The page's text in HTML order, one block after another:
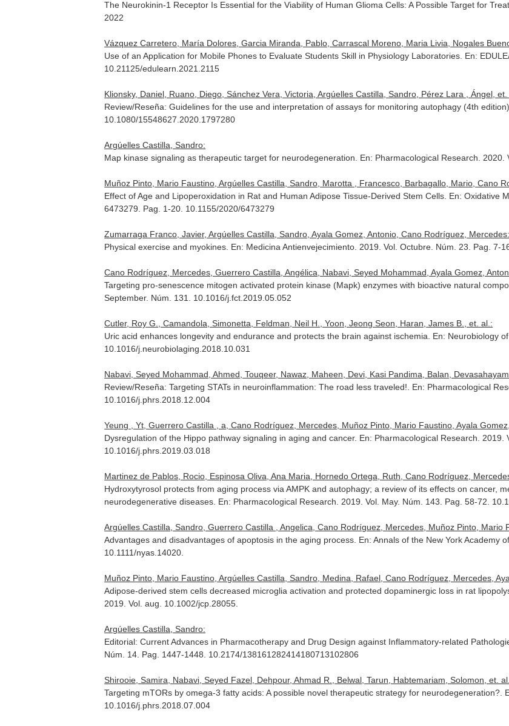
The Neurokinin-1 Receptor Is Essential for the Viability of Human Glioma Cells: A Possible Target for
2022
Vázquez Carretero, María Dolores, Garcia Miranda, Pablo, Carrascal Moreno, Maria Livia, Nogales
Use of an Application for Mobile Phones to Evaluate Students Skill in Physiology Laboratories. En:
10.21125/edulearn.2021.2115
Klionsky, Daniel, Ruano, Diego, Sánchez Vera, Victoria, Argúelles Castilla, Sandro, Pérez Lara , Ángel, et.
Review/Reseña: Guidelines for the use and interpretation of assays for monitoring autophagy (4th
10.1080/15548627.2020.1797280
Argúelles Castilla, Sandro:
Map kinase signaling as therapeutic target for neurodegeneration. En: Pharmacological Research .
Muñoz Pinto, Mario Faustino, Argúelles Castilla, Sandro, Marotta , Francesco, Barbagallo, Mario, Cano
Effect of Age and Lipoperoxidation in Rat and Human Adipose Tissue-Derived Stem Cells. En: Oxidative
6473279. Pag. 1-20. 10.1155/2020/6473279
Zumarraga Franco, Javier, Argúelles Castilla, Sandro, Ayala Gomez, Antonio, Cano Rodríguez, Mercedes:
Physical exercise and myokines. En: Medicina Antienvejecimiento . 2019. Vol. Octubre. Núm. 23. Pag. 7-
Cano Rodríguez, Mercedes, Guerrero Castilla, Angélica, Nabavi, Seyed Mohammad, Ayala Gomez,
Targeting pro-senescence mitogen activated protein kinase (Mapk) enzymes with bioactive natural
September. Núm. 131. 10.1016/j.fct.2019.05.052
Cutler, Roy G., Camandola, Simonetta, Feldman, Neil H., Yoon, Jeong Seon, Haran, James B., et. al.:
Uric acid enhances longevity and endurance and protects the brain against ischemia. En: Neurobiology
10.1016/j.neurobiolaging.2018.10.031
Nabavi, Seyed Mohammad, Ahmed, Touqeer, Nawaz, Maheen, Devi, Kasi Pandima, Balan,
Review/Reseña: Targeting STATs in neuroinflammation: The road less traveled!. En: Pharmacological
10.1016/j.phrs.2018.12.004
Yeung , Yt, Guerrero Castilla , a, Cano Rodríguez, Mercedes, Muñoz Pinto, Mario Faustino, Ayala
Dysregulation of the Hippo pathway signaling in aging and cancer. En: Pharmacological Research .
10.1016/j.phrs.2019.03.018
Martinez de Pablos, Rocio, Espinosa Oliva, Ana Maria, Hornedo Ortega, Ruth, Cano Rodríguez,
Hydroxytyrosol protects from aging process via AMPK and autophagy; a review of its effects on cancer,
neurodegenerative diseases. En: Pharmacological Research . 2019. Vol. May. Núm. 143. Pag. 58-72.
Argúelles Castilla, Sandro, Guerrero Castilla , Angelica, Cano Rodríguez, Mercedes, Muñoz Pinto, Mario
Advantages and disadvantages of apoptosis in the aging process. En: Annals of the New York Academy
10.1111/nyas.14020.
Muñoz Pinto, Mario Faustino, Argúelles Castilla, Sandro, Medina, Rafael, Cano Rodríguez, Mercedes,
Adipose-derived stem cells decreased microglia activation and protected dopaminergic loss in rat
2019. Vol. aug. 10.1002/jcp.28055.
Argúelles Castilla, Sandro:
Editorial: Current Advances in Pharmacotherapy and Drug Design against Inflammatory-related
Núm. 14. Pag. 1447-1448. 10.2174/138161282414180713102806
Shirooie, Samira, Nabavi, Seyed Fazel, Dehpour, Ahmad R., Belwal, Tarun, Habtemariam, Solomon, et.
Targeting mTORs by omega-3 fatty acids: A possible novel therapeutic strategy for neurodegeneration?.
10.1016/j.phrs.2018.07.004